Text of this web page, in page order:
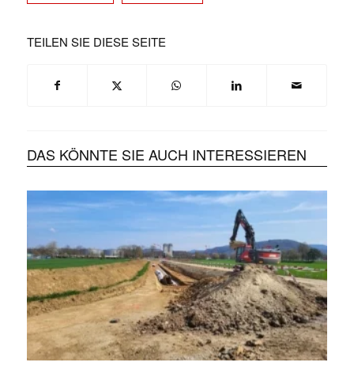
TEILEN SIE DIESE SEITE
DAS KÖNNTE SIE AUCH INTERESSIEREN